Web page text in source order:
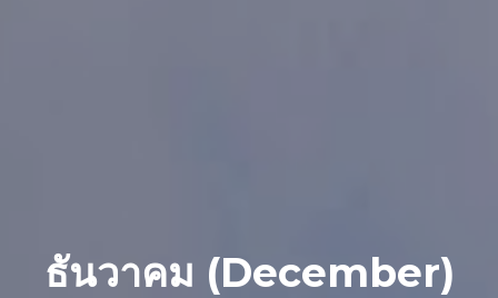
ธันวาคม (December)